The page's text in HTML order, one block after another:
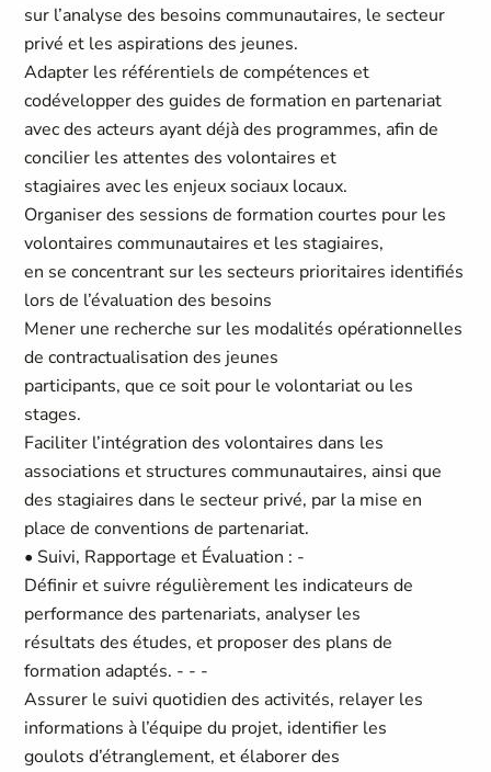
sur l’analyse des besoins communautaires, le secteur
privé et les aspirations des jeunes.
Adapter les référentiels de compétences et
codévelopper des guides de formation en partenariat
avec des acteurs ayant déjà des programmes, afin de
concilier les attentes des volontaires et
stagiaires avec les enjeux sociaux locaux.
Organiser des sessions de formation courtes pour les
volontaires communautaires et les stagiaires,
en se concentrant sur les secteurs prioritaires identifiés
lors de l’évaluation des besoins
Mener une recherche sur les modalités opérationnelles
de contractualisation des jeunes
participants, que ce soit pour le volontariat ou les
stages.
Faciliter l’intégration des volontaires dans les
associations et structures communautaires, ainsi que
des stagiaires dans le secteur privé, par la mise en
place de conventions de partenariat.
• Suivi, Rapportage et Évaluation : -
Définir et suivre régulièrement les indicateurs de
performance des partenariats, analyser les
résultats des études, et proposer des plans de
formation adaptés. - - -
Assurer le suivi quotidien des activités, relayer les
informations à l’équipe du projet, identifier les
goulots d’étranglement, et élaborer des